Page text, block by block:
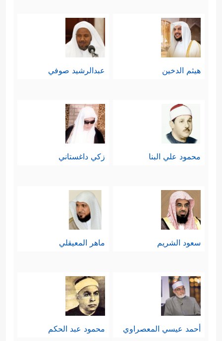
هيثم الدخين عبدالرشيد صوفي
محمود علي البنا زكي داغستاني
سعود الشريم ماهر المعيقلي
أحمد عيسي المعصراوي محمود عبد الحكم